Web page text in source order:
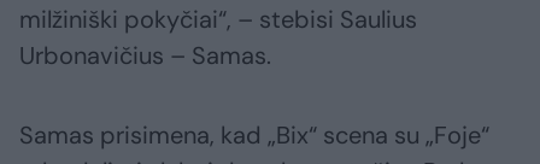
milžiniški pokyčiai“, – stebisi Saulius
Urbonavičius – Samas.
Samas prisimena, kad „Bix“ scena su „Foje“